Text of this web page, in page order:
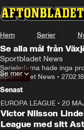
Hem Serier
Se alla mål från
Sportbladet News
Serieledarna hade inga
Sportbladet News • 27.02.18
Se mer
Senast
EUROPA LEAGUE • 20
Victor Nilsson
League med sitt